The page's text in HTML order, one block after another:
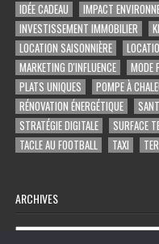
IDÉE CADEAU
IMPACT
INVESTISSEMENT IMMOBILIER
LOCATION SAISONNIÈRE
MARKETING D'INFLUENCE
MODE
PLATS UNIQUES
POMPE À
RÉNOVATION ÉNERGÉTIQUE
STRATÉGIE DIGITALE
SURFACE
TACLE AU FOOTBALL
TAXI
ARCHIVES
Archives